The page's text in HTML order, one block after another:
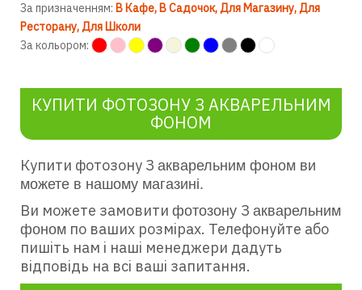
За призначенням: В Кафе В Садочок Для Магазину Для
Ресторану Для Школи
За кольором:
КУПИТИ ФОТОЗОНУ З АКВАРЕЛЬНИМ
ФОНОМ
Купити фотозону З акварельним фоном ви
можете в нашому магазині.
Ви можете замовити фотозону З акварельним
фоном по ваших розмірах. Телефонуйте або
пишіть нам і наші менеджери дадуть
відповідь на всі ваші запитання.